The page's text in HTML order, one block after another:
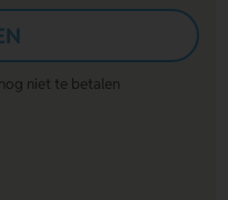
niet te betalen